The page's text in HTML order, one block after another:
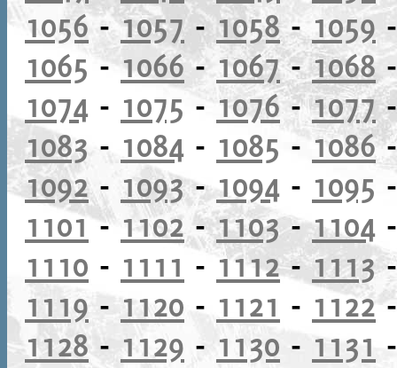
1056-1057-1058- 1059
1065 -1066- 1067-1068
1074 - 1075 -1076-1077
1083- 1084 - 1085 - 1086
1092- 1093-1094 - 1095
1101- 1102-1103-1104
1110 - 1111 - 1112-1113
1119-1120 - 1121 - 1122
1128- 1129 - 1130 - 1131